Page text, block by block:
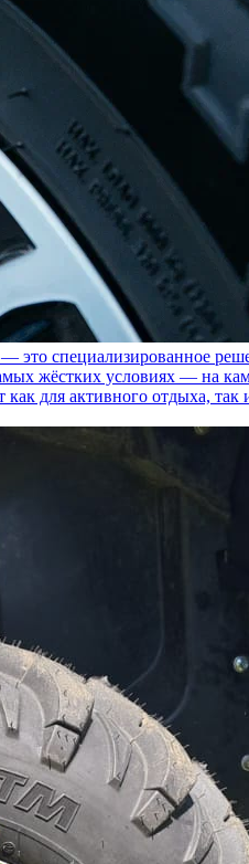
специализированное
жёстких условиях — на
как для активного отдыха,